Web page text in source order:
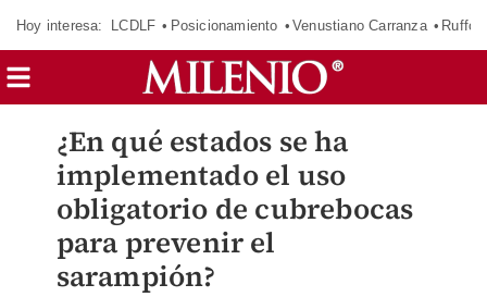
Hoy interesa: LCDLF Posicionamiento Venustiano Carranza Ruffo
¿En qué estados se ha
implementado el uso
obligatorio de cubrebocas
para prevenir el
sarampión?